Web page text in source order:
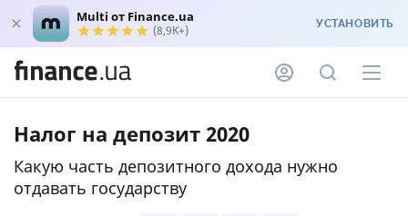
Multi от Finance.ua
(8,9K+) УСТАНОВИТЬ
Налог на депозит 2020
Какую часть депозитного дохода нужно
отдавать государству